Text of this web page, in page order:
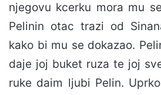
njegovu kcerku mora mu
Pelinin otac trazi od
kako bi mu se dokazao.
daje joj buket ruza te joj
ruke daim ljubi Pelin.